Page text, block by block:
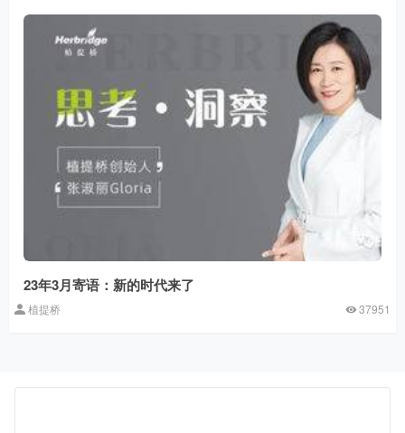
23年3月寄语：新的时代来了
植提桥 37951